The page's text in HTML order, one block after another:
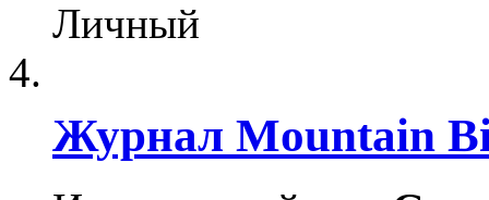
Личный
Журнал Mountain